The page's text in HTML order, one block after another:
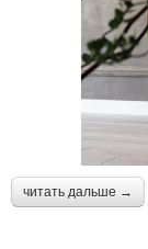
читать дальше →